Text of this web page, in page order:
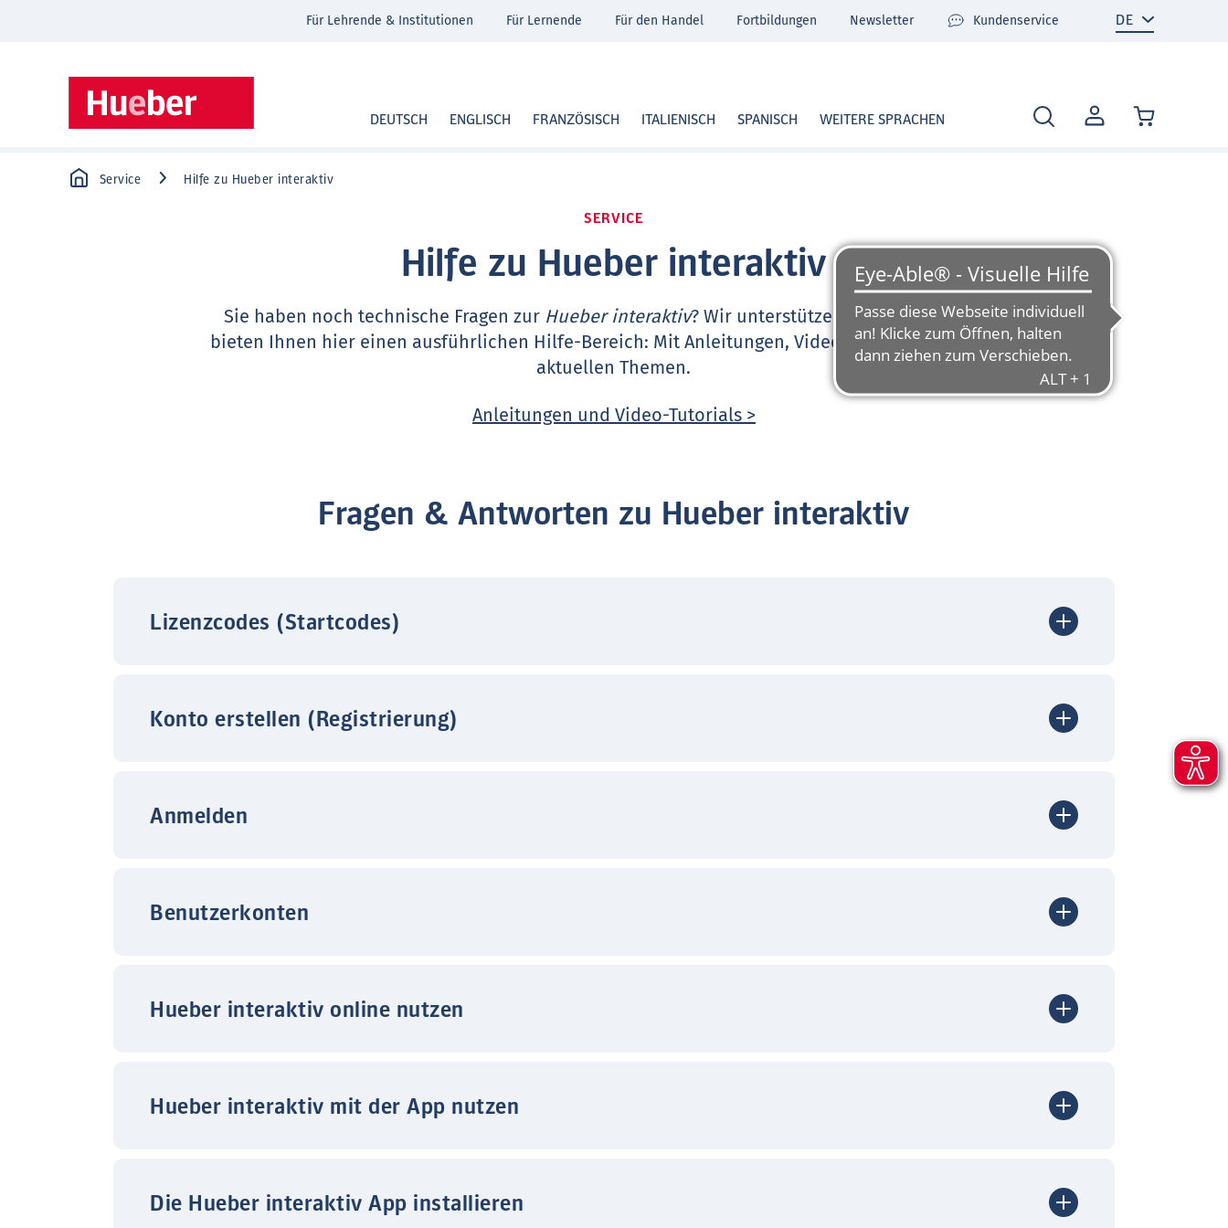
MEIN
KONTO
DEUTSCH ENGLISCH FRANZÖSISCH ITALIENISCH SPANISCH WEITERE SPRACHEN
Für Lehrende & Institutionen Für Lernende Für den Handel Fortbildungen Newsletter Kundenservice
Service Hilfe zu Hueber interaktiv
SERVICE
Hilfe zu Hueber interaktiv
Sie haben noch technische Fragen zur Hueber interaktiv? Wir unterstützen Sie sehr gerne und
bieten Ihnen hier einen ausführlichen Hilfe-Bereich: Mit Anleitungen, Video-Tutorials und FAQ zu
aktuellen Themen.
Anleitungen und Video-Tutorials >
Fragen & Antworten zu Hueber interaktiv
Lizenzcodes (Startcodes)
Konto erstellen (Registrierung)
Anmelden
Benutzerkonten
Hueber interaktiv online nutzen
Hueber interaktiv mit der App nutzen
Die Hueber interaktiv App installieren